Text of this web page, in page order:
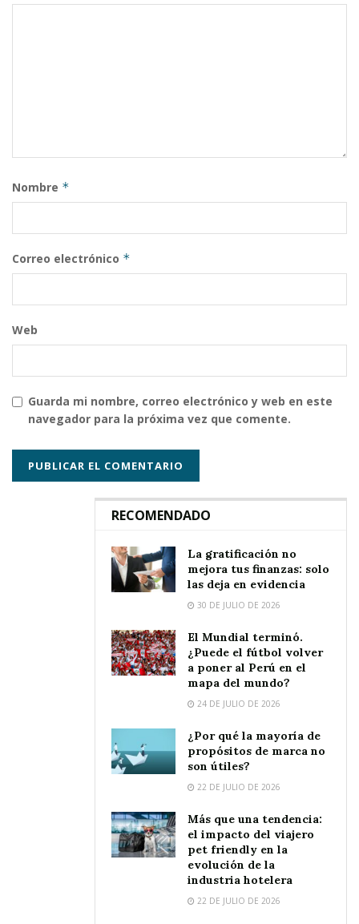
Nombre *
Correo electrónico *
Web
Guarda mi nombre, correo electrónico y web en este
navegador para la próxima vez que comente.
RECOMENDADO
La gratificación no
mejora tus finanzas: solo
las deja en evidencia
30 DE JULIO DE 2026
El Mundial terminó.
¿Puede el fútbol volver
a poner al Perú en el
mapa del mundo?
24 DE JULIO DE 2026
¿Por qué la mayoría de
propósitos de marca no
son útiles?
22 DE JULIO DE 2026
Más que una tendencia:
el impacto del viajero
pet friendly en la
evolución de la
industria hotelera
22 DE JULIO DE 2026